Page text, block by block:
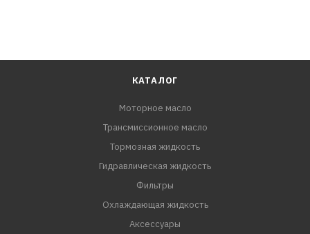
КАТАЛОГ
Моторное масло
Трансмиссионное масло
Тормозная жидкость
Гидравлическая жидкость
Фильтры
Охлаждающая жидкость
Аксессуары